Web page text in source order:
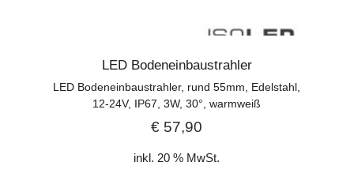
LED Bodeneinbaustrahler
LED Bodeneinbaustrahler, rund 55mm, Edelstahl,
12-24V, IP67, 3W, 30°, warmweiß
€ 57,90
inkl. 20 % MwSt.